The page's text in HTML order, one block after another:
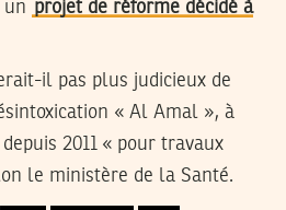
un projet de réforme décidé à
il pas plus judicieux de
« Al Amal », à
2011 « pour travaux
le ministère de la Santé.